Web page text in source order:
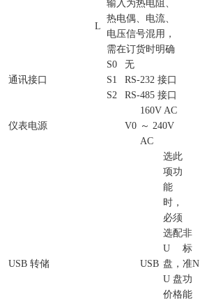
L
输入为热电阻、
热电偶、电流、
电压信号混用，
需在订货时明确
通讯接口
S0
无
S1
RS-232 接口
S2
RS-485 接口
仪表电源 V0
160V AC
～ 240V
AC
USB 转储 USB
选此
项功
能
时，
必须
选配
U
盘，
U 盘
价格
非
标
准
功
能
N